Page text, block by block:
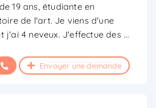
19 ans, étudiante en
de l'art. Je viens d'une
j'ai 4 neveux. J'effectue des...
Envoyer une demande